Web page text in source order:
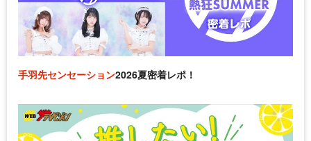
手羽先センセーション2026夏密着レポ！